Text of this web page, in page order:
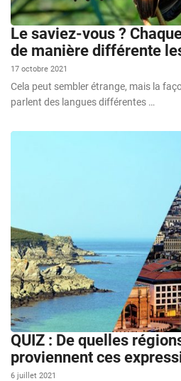
Le saviez-vous ?
de manière différente
17 octobre 2021
Cela peut sembler étrange, mais la
parlent des langues différentes …
QUIZ : De quelles
proviennent ces
6 juillet 2021